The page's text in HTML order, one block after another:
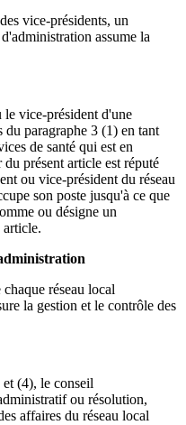
vice-présidents, un
assume la
vice-président d'une
du paragraphe 3 (1) en tant
de santé qui est en
présent article est réputé
ou vice-président du réseau
son poste jusqu'à ce que
ou désigne un
article.
réseau local
la gestion et le contrôle des
(4), le conseil
ou résolution,
affaires du réseau local